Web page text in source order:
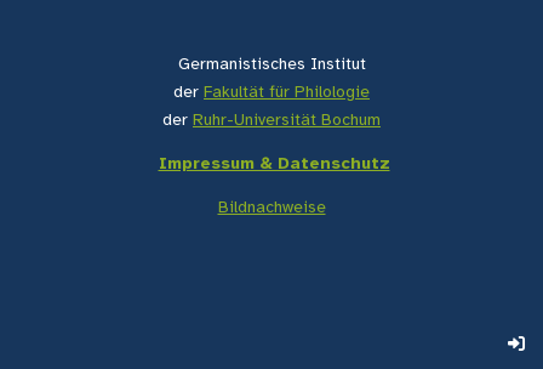
Germanistisches Institut
der Fakultät für Philologie
der Ruhr-Universität Bochum
Impressum & Datenschutz
Bildnachweise